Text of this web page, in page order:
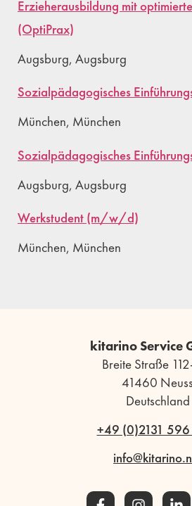
Erzieherausbildung mit
(OptiPrax)
Augsburg, Augsburg
Sozialpädagogisches
München, München
Sozialpädagogisches
Augsburg, Augsburg
Werkstudent (m/w/d)
München, München
kitarino Service
Breite Straße
41460 Neuss
Deutschland
+49 (0)2131